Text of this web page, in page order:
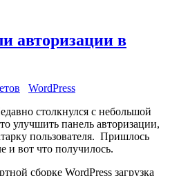
авторизации в
WordPress
столкнулся с небольшой
улучшить панель авторизации,
пользователя. Пришлось
и вот что получилось.
сборке WordPress загрузка